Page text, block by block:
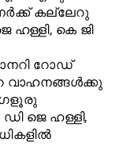
കല്ലേറു
ഹള്ളി, കെ ജി
റോഡ്
വാഹനങ്ങള്‍ക്കു
ജെ ഹള്ളി,